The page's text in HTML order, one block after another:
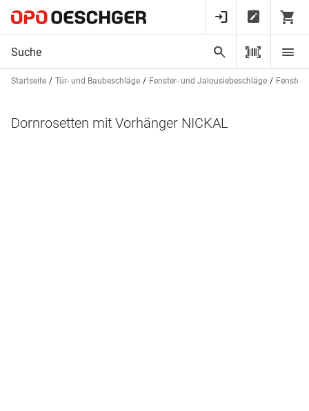
Startseite Tür- und Baubeschläge Fenster- und Jalousiebeschläge
Dornrosetten mit Vorhänger NICKAL